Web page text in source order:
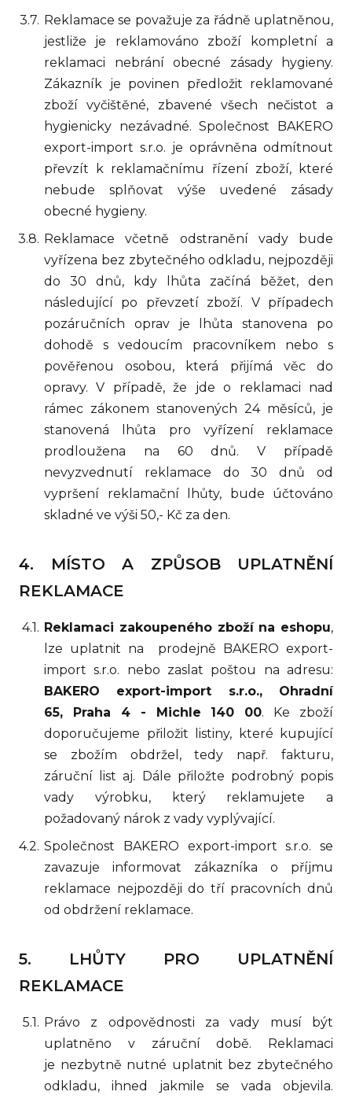
Reklamace se považuje za řádně uplatněnou,
jestliže je reklamováno zboží kompletní a
reklamaci nebrání obecné zásady hygieny.
Zákazník je povinen předložit reklamované
zboží vyčištěné, zbavené všech nečistot a
hygienicky nezávadné. Společnost BAKERO
export-import s.r.o. je oprávněna odmítnout
převzít k reklamačnímu řízení zboží, které
nebude splňovat výše uvedené zásady
obecné hygieny.
Reklamace včetně odstranění vady bude
vyřízena bez zbytečného odkladu, nejpozději
do 30 dnů, kdy lhůta začíná běžet, den
následující po převzetí zboží. V případech
pozáručních oprav je lhůta stanovena po
dohodě s vedoucím pracovníkem nebo s
pověřenou osobou, která přijímá věc do
opravy. V případě, že jde o reklamaci nad
rámec zákonem stanovených 24 měsíců, je
stanovená lhůta pro vyřízení reklamace
prodloužena na 60 dnů. V případě
nevyzvednutí reklamace do 30 dnů od
vypršení reklamační lhůty, bude účtováno
skladné ve výši 50,- Kč za den.
MÍSTO A ZPŮSOB UPLATNĚNÍ
REKLAMACE
Reklamaci zakoupeného zboží na eshopu,
lze uplatnit na prodejně BAKERO export-
import s.r.o. nebo zaslat poštou na adresu:
BAKERO export-import s.r.o., Ohradní
65, Praha 4 - Michle 140 00. Ke zboží
doporučujeme přiložit listiny, které kupující
se zbožím obdržel, tedy např. fakturu,
záruční list aj. Dále přiložte podrobný popis
vady výrobku, který reklamujete a
požadovaný nárok z vady vyplývající.
Společnost BAKERO export-import s.r.o. se
zavazuje informovat zákazníka o příjmu
reklamace nejpozději do tří pracovních dnů
od obdržení reklamace.
LHŮTY PRO UPLATNĚNÍ
REKLAMACE
Právo z odpovědnosti za vady musí být
uplatněno v záruční době. Reklamaci
je nezbytně nutné uplatnit bez zbytečného
odkladu, ihned jakmile se vada objevila.